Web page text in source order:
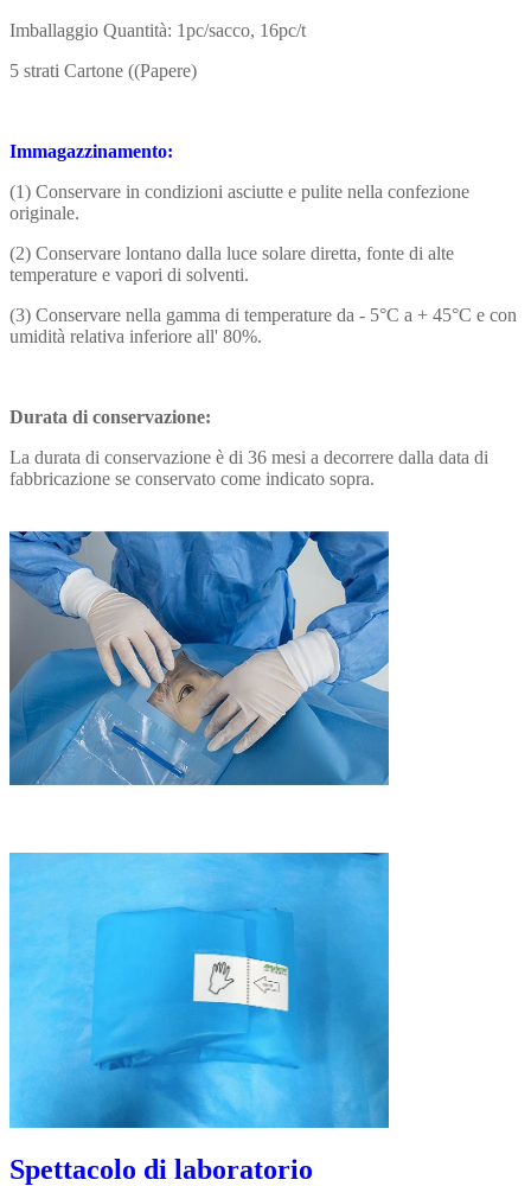
Imballaggio Quantità: 1pc/sacco, 16pc/t
5 strati Cartone ((Papere)
Immagazzinamento:
(1) Conservare in condizioni asciutte e pulite nella confezione
originale.
(2) Conservare lontano dalla luce solare diretta, fonte di alte
temperature e vapori di solventi.
(3) Conservare nella gamma di temperature da - 5°C a + 45°C e con
umidità relativa inferiore all' 80%.
Durata di conservazione:
La durata di conservazione è di 36 mesi a decorrere dalla data di
fabbricazione se conservato come indicato sopra.
Spettacolo di laboratorio